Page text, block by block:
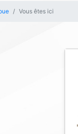
Vous êtes ici